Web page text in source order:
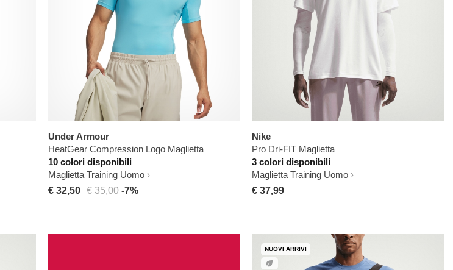
Under Armour
HeatGear Compression Logo Maglietta
10 colori disponibili
Maglietta Training Uomo
€ 32,50 € 35,00 -7%
Nike
Pro Dri-FIT Maglietta
3 colori disponibili
Maglietta Training Uomo
€ 37,99
NUOVI ARRIVI